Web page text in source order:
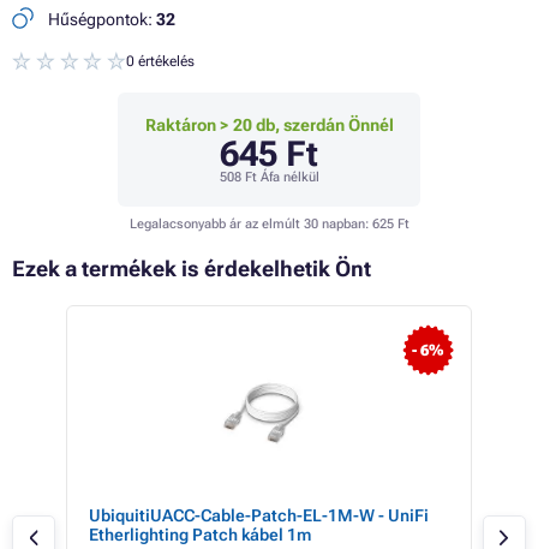
Hűségpontok: 32
0 értékelés
Raktáron > 20 db, szerdán Önnél
645 Ft
508 FtÁfa nélkül
Legalacsonyabb ár az elmúlt 30 napban: 625 Ft
Ezek a termékek is érdekelhetik Önt
- 6%
UbiquitiUACC-Cable-Patch-EL-1M-W - UniFi
Etherlighting Patch kábel 1m